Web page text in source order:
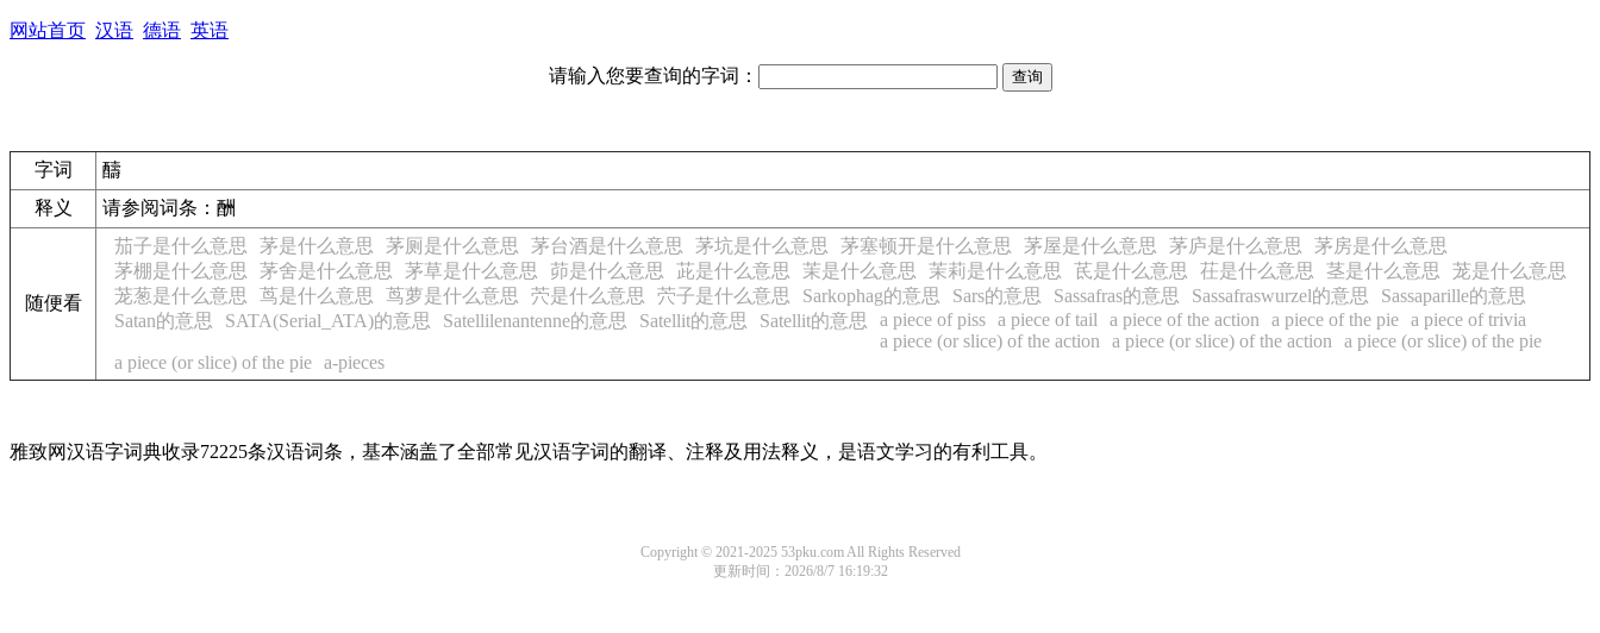
网站首页 汉语 德语 英语
请输入您要查询的字词：
字词
醻
释义
请参阅词条：酬
随便看
茄子是什么意思 茅是什么意思 茅厕是什么意思 茅台酒是什么意思 茅坑是什么意思 茅塞顿开是什么意思 茅屋是什么意思 茅庐是什么意思
茅房是什么意思
茅棚是什么意思
茅舍是什么意思 茅草是什么意思 茆是什么意思 茈是什么意思 茉是什么意思 茉莉是什么意思 茋是什么意思 茌是什么意思 茎是什么意思
茏是什么意思
茏葱是什么意思
茑是什么意思 茑萝是什么意思 茓是什么意思 茓子是什么意思 Sarkophag的意思 Sars的意思 Sassafras的意思 Sassafraswurzel的意思
Sassaparille的意思
Satan的意思
SATA(Serial_ATA)的意思 Satellilenantenne的意思 Satellit的意思 Satellit的意思 a piece of piss a piece of tail a piece of the action a piece of the pie a piece of trivia
a piece (or slice) of the action
a piece (or slice) of the action
a piece (or slice) of the pie
a piece (or slice) of the pie a-pieces
雅致网汉语字词典收录72225条汉语词条，基本涵盖了全部常见汉语字词的翻译、注释及用法释义，是语文学习的有利工具。
Copyright © 2021-2025 53pku.com All Rights Reserved
更新时间：2026/8/7 16:19:32